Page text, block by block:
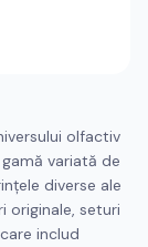
olfactiv
variată de
diverse ale
originale, seturi
includ